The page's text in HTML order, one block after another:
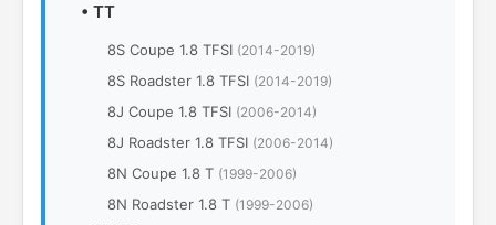
• TT
8S Coupe 1.8 TFSI (2014-2019)
8S Roadster 1.8 TFSI (2014-2019)
8J Coupe 1.8 TFSI (2006-2014)
8J Roadster 1.8 TFSI (2006-2014)
8N Coupe 1.8 T (1999-2006)
8N Roadster 1.8 T (1999-2006)